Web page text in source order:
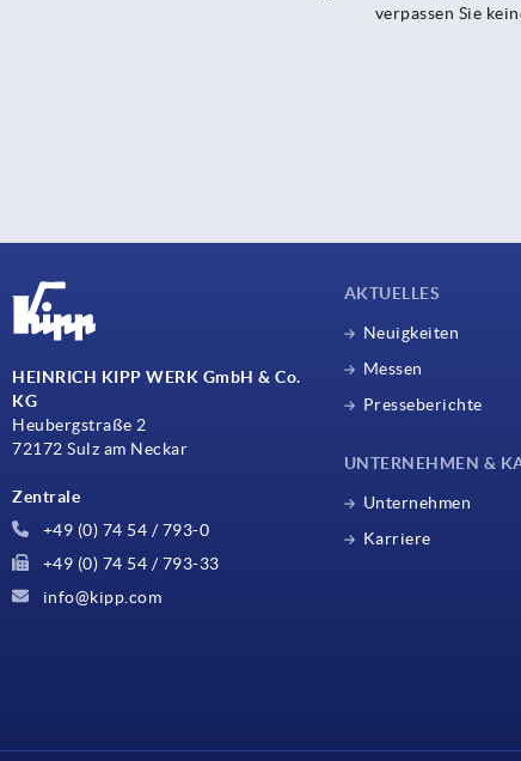
verpassen Sie
HEINRICH KIPP WERK GmbH & Co.
KG
Heubergstraße 2
72172 Sulz am Neckar
Zentrale
+49 (0) 74 54 / 793-0
+49 (0) 74 54 / 793-33
info@kipp.com
AKTUELLES
Neuigkeiten
Messen
Presseberichte
UNTERNEHMEN &
Unternehmen
Karriere